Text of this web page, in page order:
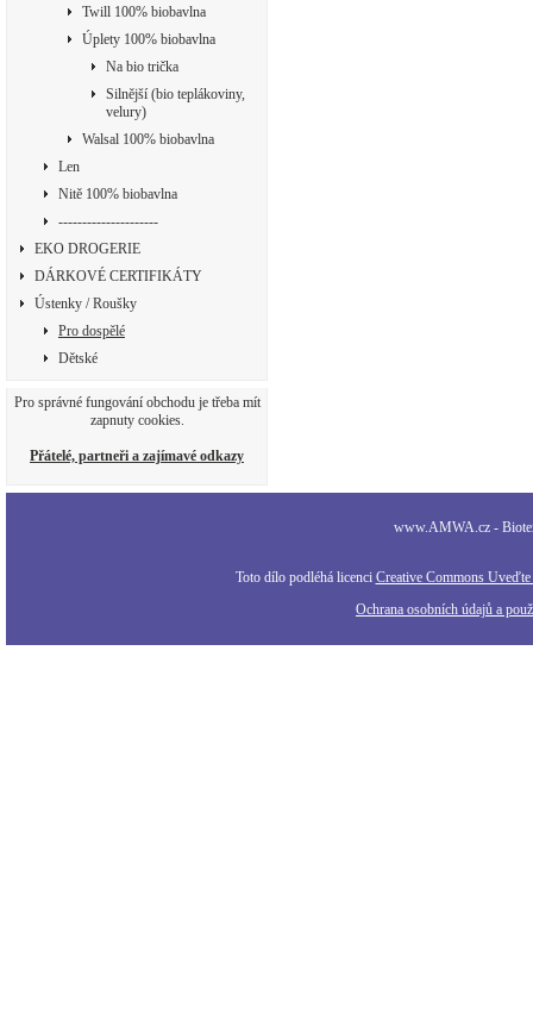
Twill 100% biobavlna
Úplety 100% biobavlna
Na bio trička
Silnější (bio teplákoviny,
velury)
Walsal 100% biobavlna
Len
Nitě 100% biobavlna
---------------------
EKO DROGERIE
DÁRKOVÉ CERTIFIKÁTY
Ústenky / Roušky
Pro dospělé
Dětské
Pro správné fungování obchodu je třeba mít
zapnuty cookies.
Přátelé, partneři a zajímavé odkazy
www.AMWA.cz -
Toto dílo podléhá licenci Creative Commons
Ochrana osobních údajů a